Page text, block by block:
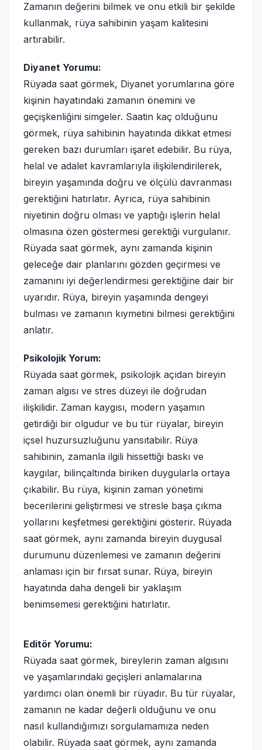
Zamanın değerini bilmek ve onu etkili bir şekilde
kullanmak, rüya sahibinin yaşam kalitesini
artırabilir.
Diyanet Yorumu:
Rüyada saat görmek, Diyanet yorumlarına göre
kişinin hayatındaki zamanın önemini ve
geçişkenliğini simgeler. Saatin kaç olduğunu
görmek, rüya sahibinin hayatında dikkat etmesi
gereken bazı durumları işaret edebilir. Bu rüya,
helal ve adalet kavramlarıyla ilişkilendirilerek,
bireyin yaşamında doğru ve ölçülü davranması
gerektiğini hatırlatır. Ayrıca, rüya sahibinin
niyetinin doğru olması ve yaptığı işlerin helal
olmasına özen göstermesi gerektiği vurgulanır.
Rüyada saat görmek, aynı zamanda kişinin
geleceğe dair planlarını gözden geçirmesi ve
zamanını iyi değerlendirmesi gerektiğine dair bir
uyarıdır. Rüya, bireyin yaşamında dengeyi
bulması ve zamanın kıymetini bilmesi gerektiğini
anlatır.
Psikolojik Yorum:
Rüyada saat görmek, psikolojik açıdan bireyin
zaman algısı ve stres düzeyi ile doğrudan
ilişkilidir. Zaman kaygısı, modern yaşamın
getirdiği bir olgudur ve bu tür rüyalar, bireyin
içsel huzursuzluğunu yansıtabilir. Rüya
sahibinin, zamanla ilgili hissettiği baskı ve
kaygılar, bilinçaltında biriken duygularla ortaya
çıkabilir. Bu rüya, kişinin zaman yönetimi
becerilerini geliştirmesi ve stresle başa çıkma
yollarını keşfetmesi gerektiğini gösterir. Rüyada
saat görmek, aynı zamanda bireyin duygusal
durumunu düzenlemesi ve zamanın değerini
anlaması için bir fırsat sunar. Rüya, bireyin
hayatında daha dengeli bir yaklaşım
benimsemesi gerektiğini hatırlatır.
Editör Yorumu:
Rüyada saat görmek, bireylerin zaman algısını
ve yaşamlarındaki geçişleri anlamalarına
yardımcı olan önemli bir rüyadır. Bu tür rüyalar,
zamanın ne kadar değerli olduğunu ve onu
nasıl kullandığımızı sorgulamamıza neden
olabilir. Rüyada saat görmek, aynı zamanda